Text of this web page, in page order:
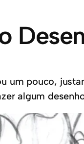
um pouco,
algum